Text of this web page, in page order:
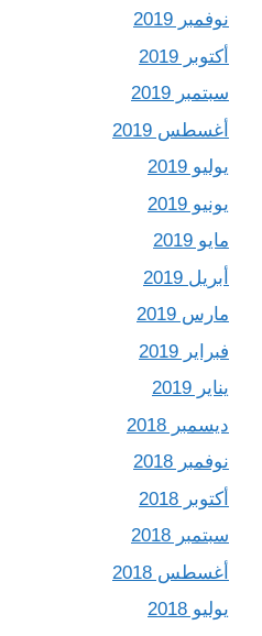
نوفمبر 2019
أكتوبر 2019
سبتمبر 2019
أغسطس 2019
يوليو 2019
يونيو 2019
مايو 2019
أبريل 2019
مارس 2019
فبراير 2019
يناير 2019
ديسمبر 2018
نوفمبر 2018
أكتوبر 2018
سبتمبر 2018
أغسطس 2018
يوليو 2018